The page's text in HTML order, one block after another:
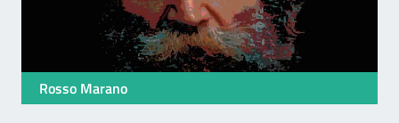
Rosso Marano